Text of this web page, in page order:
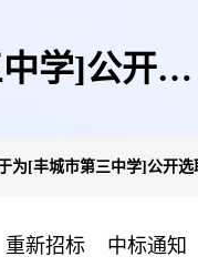
学]公开选
为[丰城市第三中学]公开
重新招标 中标通知